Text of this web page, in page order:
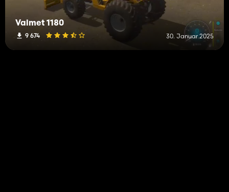
Valmet 1180
9 674 30. Januar 2025